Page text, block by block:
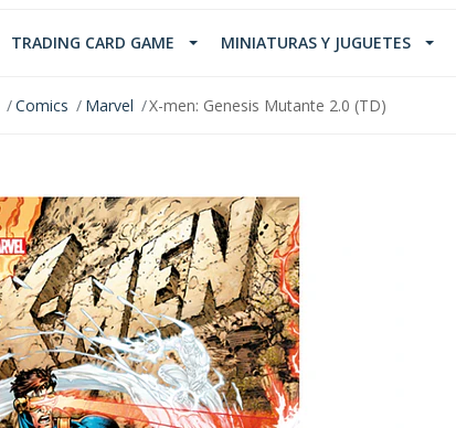
TRADING CARD GAME MINIATURAS Y JUGUETES
Comics Marvel X-men: Genesis Mutante 2.0 (TD)